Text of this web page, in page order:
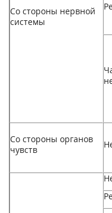
Со стороны нервной
системы
Со стороны органов
чувств